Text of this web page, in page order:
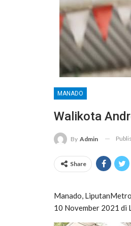
MANADO
Walikota
By Admin
Share
Manado,
10 November 2021 di